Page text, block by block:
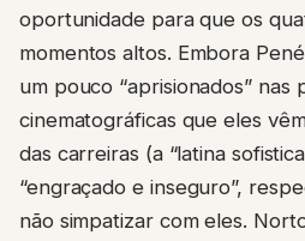
oportunidade para que os
momentos altos. Embora
um pouco “aprisionados” nas
cinematográficas que eles
das carreiras (a “latina
“engraçado e inseguro”,
não simpatizar com eles.